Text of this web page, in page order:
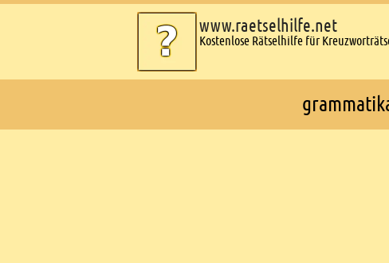
www.raetselhilfe.net
Kostenlose Rätselhilfe für